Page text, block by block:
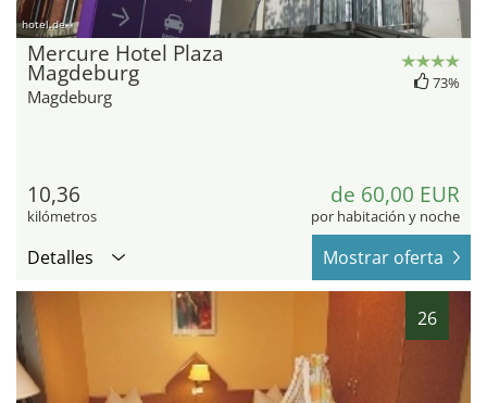
hotel.de
Mercure Hotel Plaza
Magdeburg
Magdeburg
73%
10,36
kilómetros
de 60,00 EUR
por habitación y noche
Detalles Mostrar oferta
26